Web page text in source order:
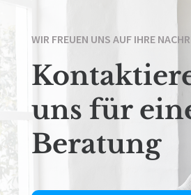
WIR FREUEN UNS AUF IHRE
uns für
Beratung